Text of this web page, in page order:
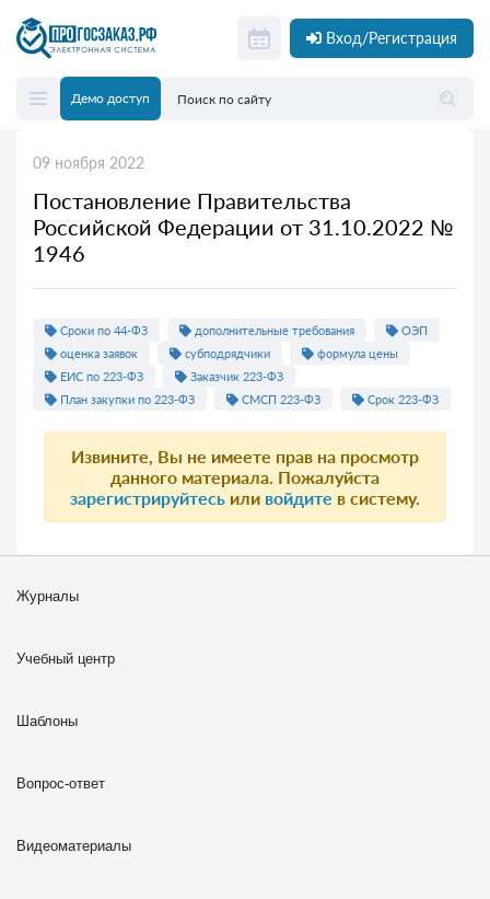
Вход/Регистрация
Демо доступ
09 ноября 2022
Постановление Правительства
Российской Федерации от 31.10.2022 №
1946
Сроки по 44-ФЗ дополнительные требования
ОЭП
оценка заявок
субподрядчики
формула цены
ЕИС по 223-ФЗ
Заказчик 223-ФЗ
План закупки по 223-ФЗ
СМСП 223-ФЗ Срок 223-ФЗ
Извините, Вы не имеете прав на просмотр
данного материала. Пожалуйста
зарегистрируйтесь или войдите в систему.
Журналы
Учебный центр
Шаблоны
Вопрос-ответ
Видеоматериалы